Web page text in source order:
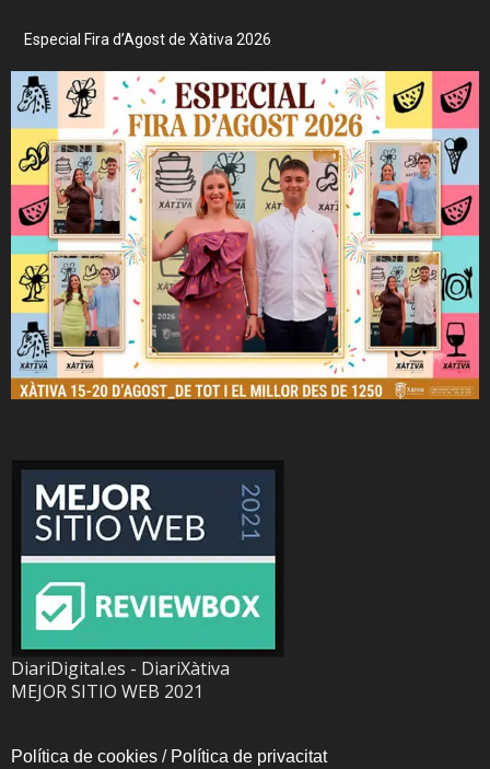
Especial Fira d’Agost de Xàtiva 2026
DiariDigital.es - DiariXàtiva
MEJOR SITIO WEB 2021
Política de cookies / Política de privacitat